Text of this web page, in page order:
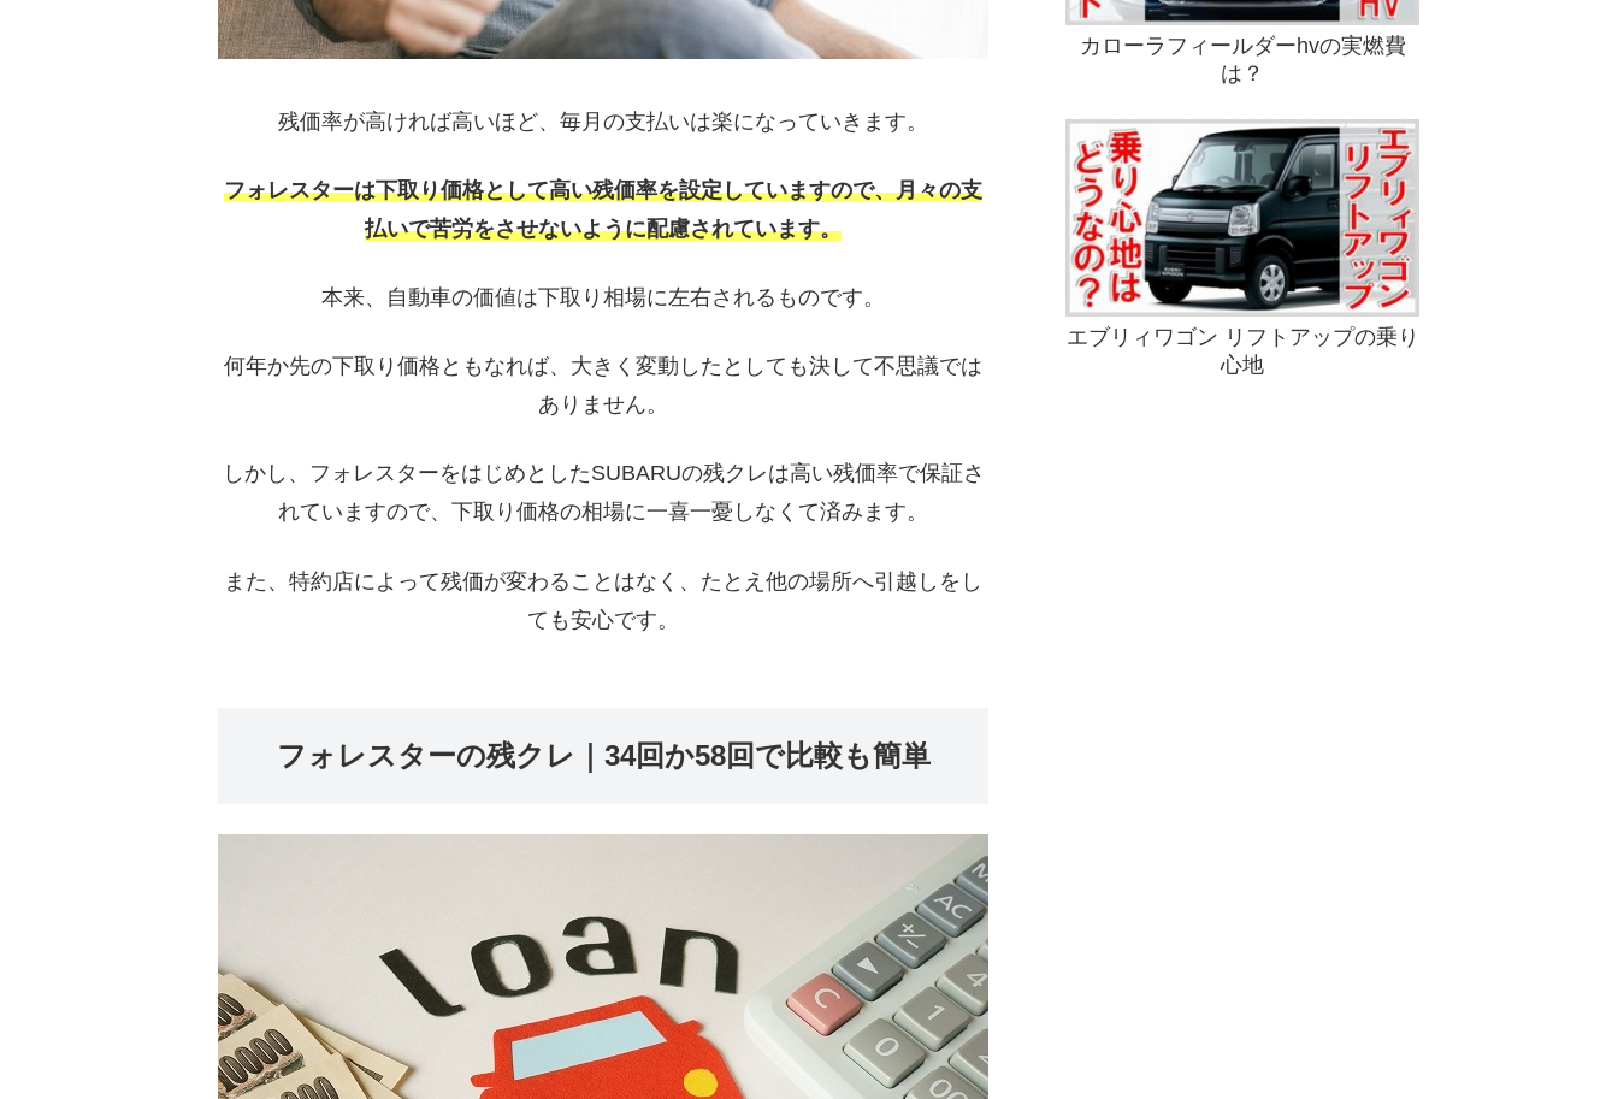
残価率が高ければ高いほど、毎月の支払いは楽になっていきます。
フォレスターは下取り価格として高い残価率を設定していますので、月々の支
払いで苦労をさせないように配慮されています。
本来、自動車の価値は下取り相場に左右されるものです。
何年か先の下取り価格ともなれば、大きく変動したとしても決して不思議では
ありません。
しかし、フォレスターをはじめとしたSUBARUの残クレは高い残価率で保証さ
れていますので、下取り価格の相場に一喜一憂しなくて済みます。
また、特約店によって残価が変わることはなく、たとえ他の場所へ引越しをし
ても安心です。
フォレスターの残クレ｜34回か58回で比較も簡単
カローラフィールダーhvの実燃費
は？
エブリィワゴン リフトアップの乗り
心地